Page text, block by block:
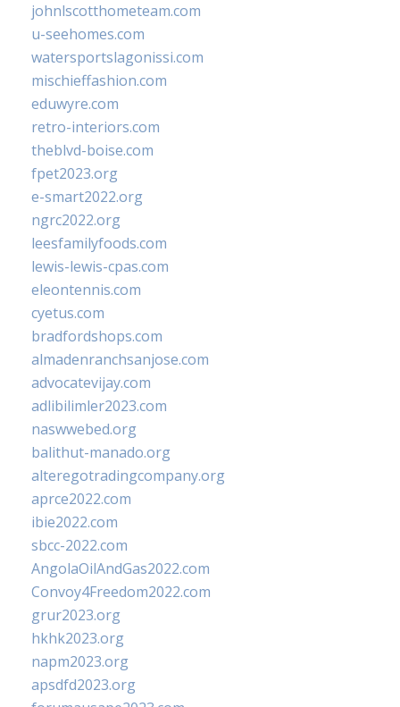
johnlscotthometeam.com
u-seehomes.com
watersportslagonissi.com
mischieffashion.com
eduwyre.com
retro-interiors.com
theblvd-boise.com
fpet2023.org
e-smart2022.org
ngrc2022.org
leesfamilyfoods.com
lewis-lewis-cpas.com
eleontennis.com
cyetus.com
bradfordshops.com
almadenranchsanjose.com
advocatevijay.com
adlibilimler2023.com
naswwebed.org
balithut-manado.org
alteregotradingcompany.org
aprce2022.com
ibie2022.com
sbcc-2022.com
AngolaOilAndGas2022.com
Convoy4Freedom2022.com
grur2023.org
hkhk2023.org
napm2023.org
apsdfd2023.org